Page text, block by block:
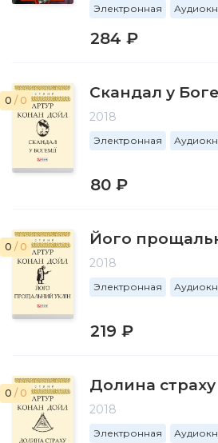
Электронная
284 ₽
0 / 0 Скандал у
2018
Электронная
80 ₽
0 / 0 Його
2018
Электронная
219 ₽
0 / 0 Долина страху
2018
Электронная